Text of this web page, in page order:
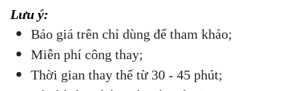
Lưu ý:
Báo giá trên chỉ dùng để tham khảo;
Miễn phí công thay;
Thời gian thay thế từ 30 - 45 phút;